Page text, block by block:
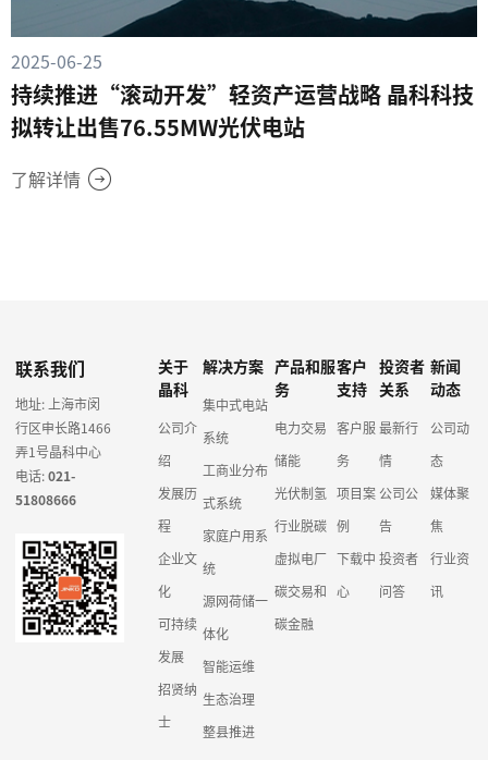
2025-06-25
持续推进“滚动开发”轻资产运营战略 晶科科技
拟转让出售76.55MW光伏电站
了解详情
联系我们
地址: 上海市闵
行区申长路1466
弄1号晶科中心
电话:021-
51808666
关于
晶科
公司介
绍
发展历
程
企业文
化
可持续
发展
招贤纳
士
解决方案
集中式电站
系统
工商业分布
式系统
家庭户用系
统
源网荷储一
体化
智能运维
生态治理
整县推进
产品和服
务
电力交易
储能
光伏制氢
行业脱碳
虚拟电厂
碳交易和
碳金融
客户
支持
客户服
务
项目案
例
下载中
心
投资者
关系
最新行
情
公司公
告
投资者
问答
新闻
动态
公司动
态
媒体聚
焦
行业资
讯